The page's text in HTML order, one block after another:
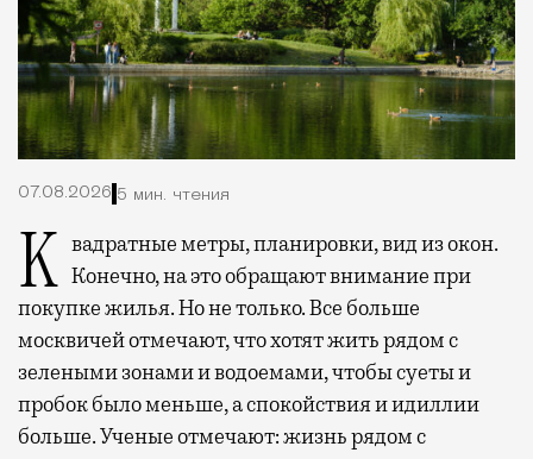
07.08.2026 5 мин. чтения
Квадратные метры, планировки, вид из окон. Конечно, на это обращают внимание при
покупке жилья. Но не только. Все больше
москвичей отмечают, что хотят жить рядом с
зелеными зонами и водоемами, чтобы суеты и
пробок было меньше, а спокойствия и идиллии
больше. Ученые отмечают: жизнь рядом с